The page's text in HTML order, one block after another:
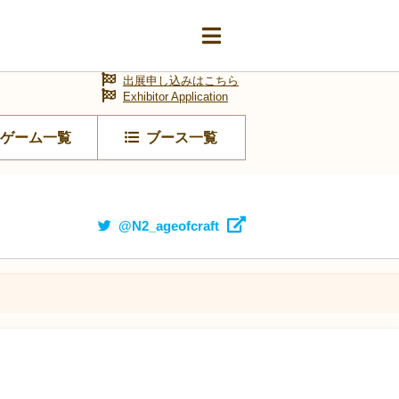
ゲーム一覧 ブース一覧
出展申し込みはこちら
Exhibitor Application
@N2_ageofcraft